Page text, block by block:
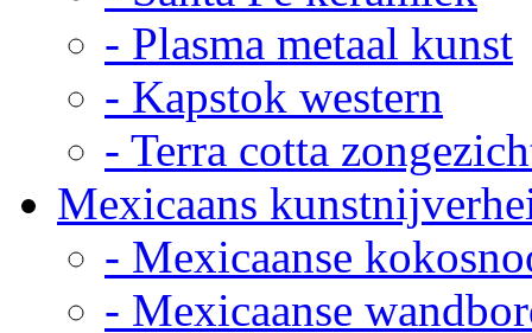
- Plasma metaal kunst
- Kapstok western
- Terra cotta
Mexicaans
- Mexicaanse
- Mexicaanse